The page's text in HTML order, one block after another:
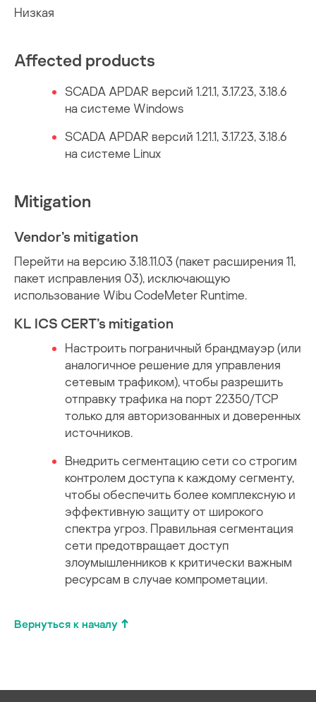
Низкая
Affected products
SCADA APDAR версий 1.21.1, 3.17.23, 3.18.6
на системе Windows
SCADA APDAR версий 1.21.1, 3.17.23, 3.18.6
на системе Linux
Mitigation
Vendor’s mitigation
Перейти на версию 3.18.11.03 (пакет расширения 11,
пакет исправления 03), исключающую
использование Wibu CodeMeter Runtime.
KL ICS CERT’s mitigation
Настроить пограничный брандмауэр (или
аналогичное решение для управления
сетевым трафиком), чтобы разрешить
отправку трафика на порт 22350/TCP
только для авторизованных и доверенных
источников.
Внедрить сегментацию сети со строгим
контролем доступа к каждому сегменту,
чтобы обеспечить более комплексную и
эффективную защиту от широкого
спектра угроз. Правильная сегментация
сети предотвращает доступ
злоумышленников к критически важным
ресурсам в случае компрометации.
Вернуться к началу